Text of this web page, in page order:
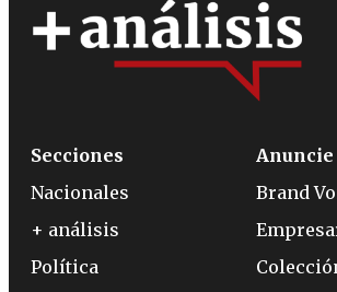
Secciones
Nacionales
+ análisis
Política
Brand